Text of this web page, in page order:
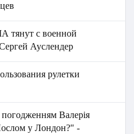
тянут с военной
Ауслендер
рулетки
Валерія
у Лондон?" -